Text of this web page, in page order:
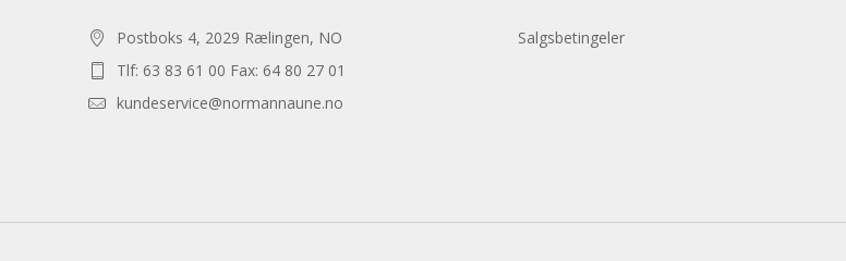
Postboks 4, 2029 Rælingen, NO
Tlf: 63 83 61 00 Fax: 64 80 27 01
kundeservice@normannaune.no
Salgsbetingeler